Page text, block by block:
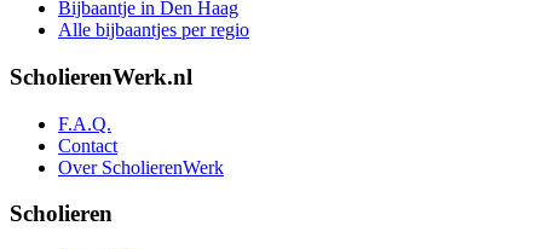
Bijbaantje in Den Haag
Alle bijbaantjes per regio
ScholierenWerk.nl
F.A.Q.
Contact
Over ScholierenWerk
Scholieren